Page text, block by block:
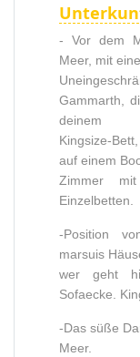
- Vor dem
Meer, mit
Gammarth,
deinem
Kingsize-
auf einem
Zimmer
Einzelbetten.
-Position
marsuis
wer geht
Sofaecke.
-Das süße
Meer.